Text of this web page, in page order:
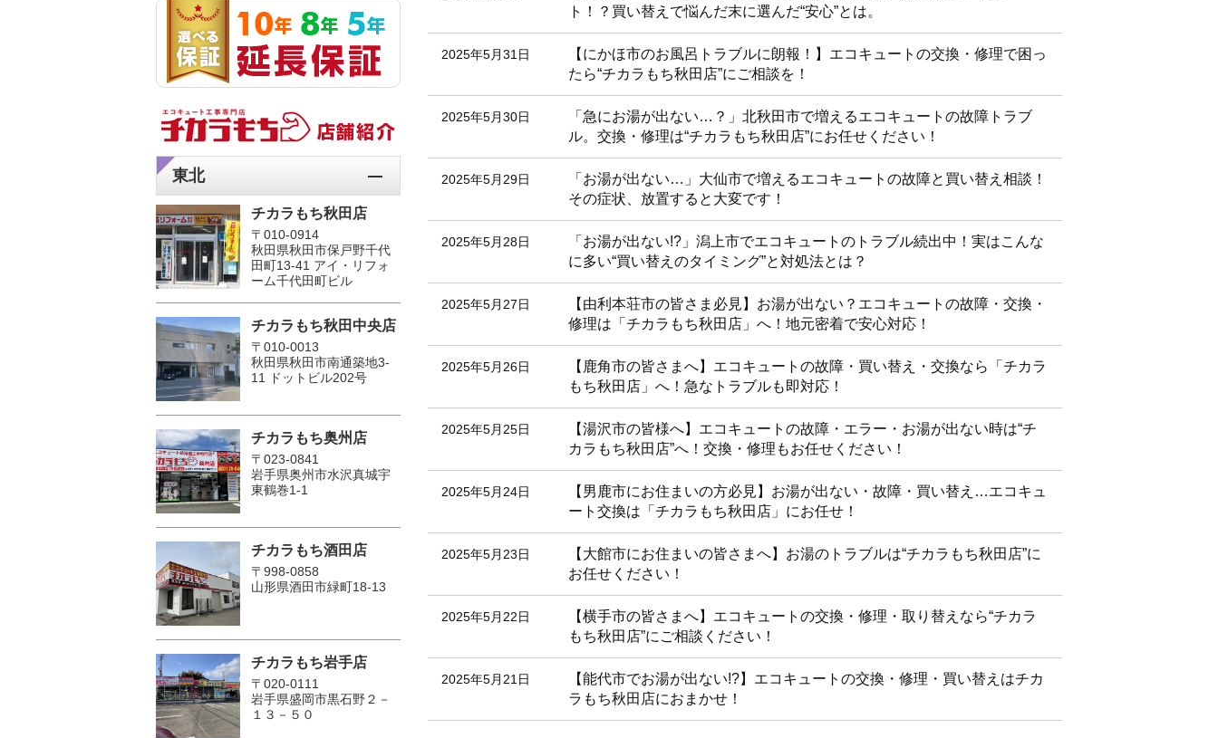
ト！？買い替えで悩んだ末に選んだ“安心”とは。
2025年5月31日
【にかほ市のお風呂トラブルに朗報！】エコキュートの交換・修理で困っ
たら“チカラもち秋田店”にご相談を！
2025年5月30日
「急にお湯が出ない…？」北秋田市で増えるエコキュートの故障トラブ
ル。交換・修理は“チカラもち秋田店”にお任せください！
2025年5月29日
「お湯が出ない…」大仙市で増えるエコキュートの故障と買い替え相談！
その症状、放置すると大変です！
2025年5月28日
「お湯が出ない!?」潟上市でエコキュートのトラブル続出中！実はこんな
に多い“買い替えのタイミング”と対処法とは？
2025年5月27日
【由利本荘市の皆さま必見】お湯が出ない？エコキュートの故障・交換・
修理は「チカラもち秋田店」へ！地元密着で安心対応！
2025年5月26日
【鹿角市の皆さまへ】エコキュートの故障・買い替え・交換なら「チカラ
もち秋田店」へ！急なトラブルも即対応！
2025年5月25日
【湯沢市の皆様へ】エコキュートの故障・エラー・お湯が出ない時は“チ
カラもち秋田店”へ！交換・修理もお任せください！
2025年5月24日
【男鹿市にお住まいの方必見】お湯が出ない・故障・買い替え…エコキュ
ート交換は「チカラもち秋田店」にお任せ！
2025年5月23日
【大館市にお住まいの皆さまへ】お湯のトラブルは“チカラもち秋田店”に
お任せください！
2025年5月22日
【横手市の皆さまへ】エコキュートの交換・修理・取り替えなら“チカラ
もち秋田店”にご相談ください！
2025年5月21日
【能代市でお湯が出ない!?】エコキュートの交換・修理・買い替えはチカ
ラもち秋田店におまかせ！
東北
チカラもち秋田店
〒010-0914
秋田県秋田市保戸野千代
田町13-41 アイ・リフォ
ーム千代田町ビル
チカラもち秋田中央店
〒010-0013
秋田県秋田市南通築地3-
11 ドットビル202号
チカラもち奥州店
〒023-0841
岩手県奥州市水沢真城宇
東鶴巻1‐1
チカラもち酒田店
〒998-0858
山形県酒田市緑町18-13
チカラもち岩手店
〒020-0111
岩手県盛岡市黒石野２－
１３－５０